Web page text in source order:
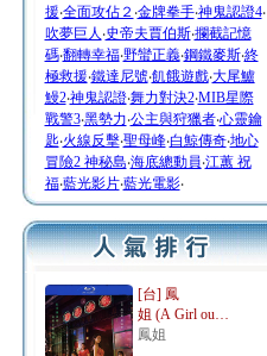
援‧全面攻佔２ ‧金牌拳手‧神鬼認證4‧
吹夢巨人 ‧史帝夫賈伯斯‧攔截記憶
碼‧翻轉幸福‧野蠻正義‧鋼鐵麥斯‧終
極救援‧鐵達尼號‧飢餓遊戲‧大尾鱸
鰻2‧神鬼認證‧舞力對決2‧MIB星際
戰警3‧黑勢力‧公主與狩獵者‧心靈鑰
匙‧火線反擊‧聖母峰‧白鯨傳奇‧地心
冒險2 神秘島‧海底總動員‧江蕙 祝
福‧藍光影片‧藍光電影‧
[台] 鳳
姐 (A Girl ou…
鳳姐